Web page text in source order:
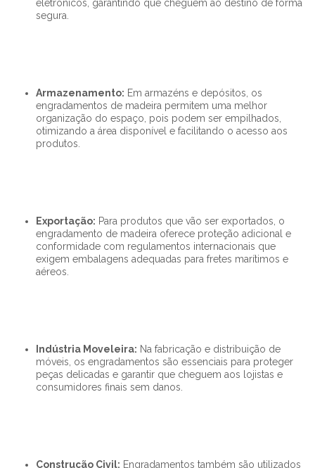
eletrônicos, garantindo que cheguem ao destino de forma
segura.
Armazenamento: Em armazéns e depósitos, os
engradamentos de madeira permitem uma melhor
organização do espaço, pois podem ser empilhados,
otimizando a área disponível e facilitando o acesso aos
produtos.
Exportação: Para produtos que vão ser exportados, o
engradamento de madeira oferece proteção adicional e
conformidade com regulamentos internacionais que
exigem embalagens adequadas para fretes marítimos e
aéreos.
Indústria Moveleira: Na fabricação e distribuição de
móveis, os engradamentos são essenciais para proteger
peças delicadas e garantir que cheguem aos lojistas e
consumidores finais sem danos.
Construção Civil: Engradamentos também são utilizados